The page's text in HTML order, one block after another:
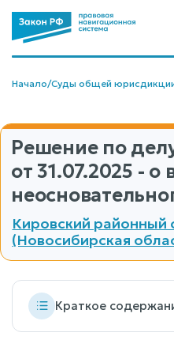
Начало/Суды общей
Решение по
от 31.07.2025 - о
Кировский районный
(Новосибирская
Краткое